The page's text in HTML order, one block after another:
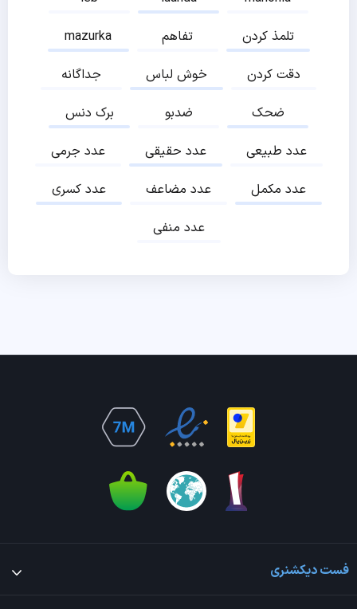
mazurka
تفاهم
تلمذ کردن
جداگانه
خوش لباس
دقت کردن
برک دنس
ضدبو
ضحک
عدد جرمی
عدد حقیقی
عدد طبیعی
عدد کسری
عدد مضاعف
عدد مکمل
عدد منفی
فست دیکشنری